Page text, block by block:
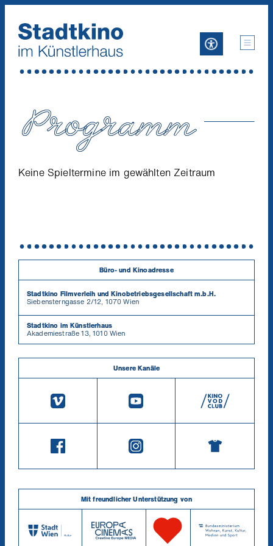
Inhalt
Programm
Keine Spieltermine im gewählten Zeitraum
Büro- und Kinoadresse
Stadtkino Filmverleih und Kinobetriebsgesellschaft m.b.H.
Siebensterngasse 2/12, 1070 Wien
Stadtkino im Künstlerhaus
Akademiestraße 13, 1010 Wien
Unsere Kanäle
Mit freundlicher Unterstützung von